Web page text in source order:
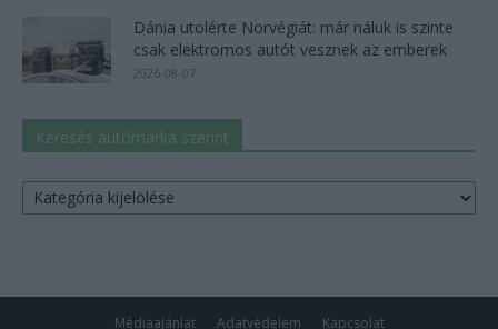
Dánia utolérte Norvégiát: már náluk is szinte
csak elektromos autót vesznek az emberek
2026-08-07
Keresés autómárka szerint
Keresés
autómárka
Médiaajánlat Adatvédelem Kapcsolat